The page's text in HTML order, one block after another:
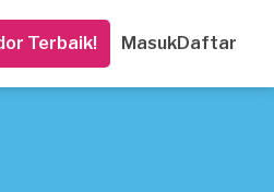
Terbaik! MasukDaftar